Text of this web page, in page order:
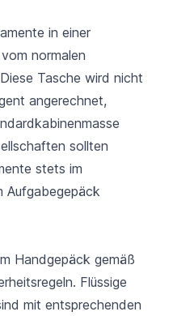
in einer
normalen
Tasche wird nicht
angerechnet,
sollten
stets im
Aufgabegepäck
Handgepäck gemäß
Flüssige
mit entsprechenden